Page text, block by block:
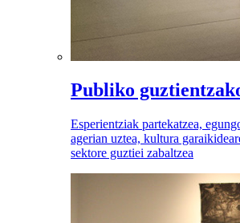
Publiko
Esperientziak partekatzea,
agerian uztea, kultura
sektore guztiei zabaltzea